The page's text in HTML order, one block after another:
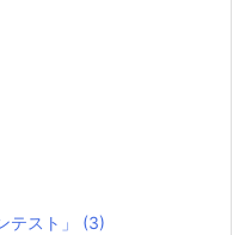
テスト」 (3)